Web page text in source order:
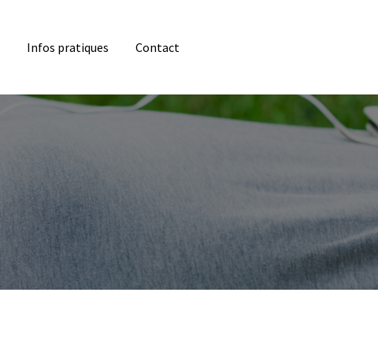
Infos pratiques Contact